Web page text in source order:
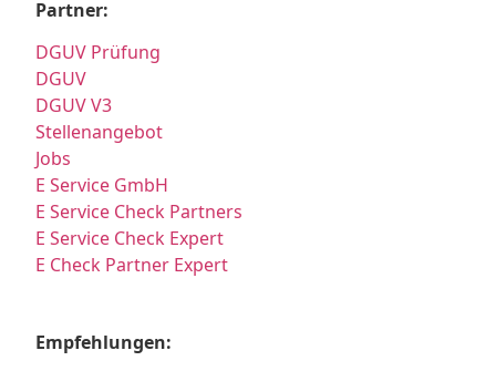
Partner:
DGUV Prüfung
DGUV
DGUV V3
Stellenangebot
Jobs
E Service GmbH
E Service Check Partners
E Service Check Expert
E Check Partner Expert
Empfehlungen: